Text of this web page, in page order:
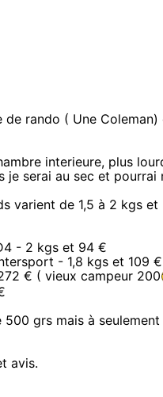
rando ( Une
interieure, plus
je serai au sec et pourrai
varient de 1,5 à 2 kgs
- 2 kgs et 94 €
- 1,8 kgs et 109 €
€ ( vieux campeur 200
500 grs mais à
avis.